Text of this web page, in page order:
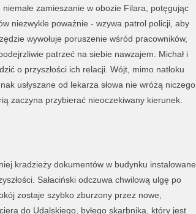
zamieszanie w obozie Filara, potęgując
niezwykle poważnie - wzywa patrol policji, aby
wywołuje poruszenie wśród pracowników,
patrzeć na siebie nawzajem. Michał i
o przyszłości ich relacji. Wójt, mimo natłoku
usłyszane od lekarza słowa nie wróżą niczego
zaczyna przybierać nieoczekiwany kierunek.
kradzieży dokumentów w budynku instalowane
Sałaciński odczuwa chwilową ulgę po
zostaje szybko zburzony przez nowe,
do Udalskiego, byłego skarbnika, który jest